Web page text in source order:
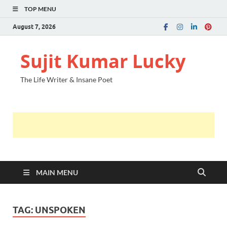
TOP MENU
August 7, 2026
Sujit Kumar Lucky
The Life Writer & Insane Poet
MAIN MENU
TAG: UNSPOKEN